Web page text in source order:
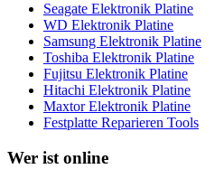
Seagate Elektronik Platine
WD Elektronik Platine
Samsung Elektronik Platine
Toshiba Elektronik Platine
Fujitsu Elektronik Platine
Hitachi Elektronik Platine
Maxtor Elektronik Platine
Festplatte Reparieren Tools
Wer ist online